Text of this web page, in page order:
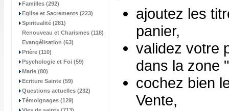
Familles (292)
Eglise et Sacrements (223)
Spiritualité (281)
Renouveau et Charismes (118)
Evangélisation (63)
Prière (110)
Psychologie et Foi (59)
Marie (80)
Ecriture Sainte (59)
Questions actuelles (232)
Témoignages (129)
ajoutez les
panier,
validez votre
dans la zone
cochez bien
Vente,